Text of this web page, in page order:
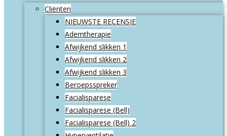
Cliënten
NIEUWSTE RECENSIE
Ademtherapie
Afwijkend slikken 1
Afwijkend slikken 2
Afwijkend slikken 3
Beroepsspreker
Facialisparese
Facialisparese (Bell)
Facialisparese (Bell) 2